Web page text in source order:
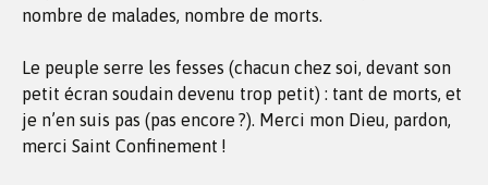
nombre de malades, nombre de morts.
Le peuple serre les fesses (chacun chez soi, devant son
petit écran soudain devenu trop petit) : tant de morts, et
je n’en suis pas (pas encore ?). Merci mon Dieu, pardon,
merci Saint Confinement !